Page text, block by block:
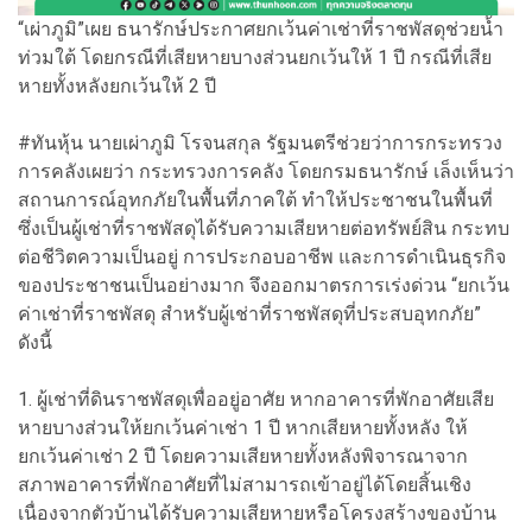
“เผ่าภูมิ”เผย ธนารักษ์ประกาศยกเว้นค่าเช่าที่ราชพัสดุช่วยน้ำ
ท่วมใต้ โดยกรณีที่เสียหายบางส่วนยกเว้นให้ 1 ปี กรณีที่เสีย
หายทั้งหลังยกเว้นให้ 2 ปี
#ทันหุ้น นายเผ่าภูมิ โรจนสกุล รัฐมนตรีช่วยว่าการกระทรวง
การคลังเผยว่า กระทรวงการคลัง โดยกรมธนารักษ์ เล็งเห็นว่า
สถานการณ์อุทกภัยในพื้นที่ภาคใต้ ทำให้ประชาชนในพื้นที่
ซึ่งเป็นผู้เช่าที่ราชพัสดุได้รับความเสียหายต่อทรัพย์สิน กระทบ
ต่อชีวิตความเป็นอยู่ การประกอบอาชีพ และการดำเนินธุรกิจ
ของประชาชนเป็นอย่างมาก จึงออกมาตรการเร่งด่วน “ยกเว้น
ค่าเช่าที่ราชพัสดุ สำหรับผู้เช่าที่ราชพัสดุที่ประสบอุทกภัย”
ดังนี้
1. ผู้เช่าที่ดินราชพัสดุเพื่ออยู่อาศัย หากอาคารที่พักอาศัยเสีย
หายบางส่วนให้ยกเว้นค่าเช่า 1 ปี หากเสียหายทั้งหลัง ให้
ยกเว้นค่าเช่า 2 ปี โดยความเสียหายทั้งหลังพิจารณาจาก
สภาพอาคารที่พักอาศัยที่ไม่สามารถเข้าอยู่ได้โดยสิ้นเชิง
เนื่องจากตัวบ้านได้รับความเสียหายหรือโครงสร้างของบ้าน